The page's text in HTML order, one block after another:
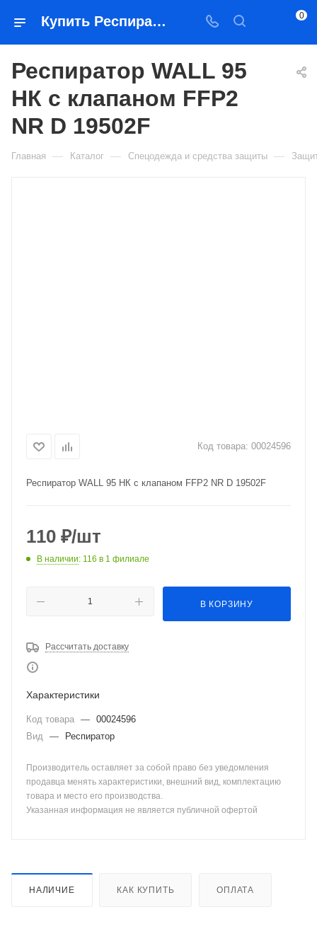
Купить Респиратор WALL 95 НК с клапаном FFP2 NR D 19502F в Якутске — цена, характеристики, подбор | Востоктехторг 0
Респиратор WALL 95
НК с клапаном FFP2
NR D 19502F
Главная — Каталог — Спецодежда и средства защиты —
Код товара: 00024596
Респиратор WALL 95 НК с клапаном FFP2 NR D 19502F
110 ₽/шт
В наличии: 116 в 1 филиале
В КОРЗИНУ
Рассчитать доставку
Характеристики
Код товара — 00024596
Вид — Респиратор
Производитель оставляет за собой право без уведомления
продавца менять характеристики, внешний вид, комплектацию
товара и место его производства.
Указанная информация не является публичной офертой
НАЛИЧИЕ КАК КУПИТЬ ОПЛАТА